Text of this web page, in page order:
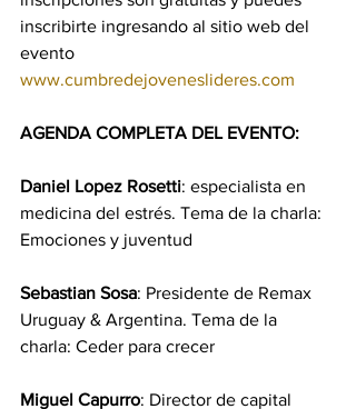
inscribirte ingresando al sitio web del
evento
www.cumbredejoveneslideres.com
AGENDA COMPLETA DEL EVENTO:
Daniel Lopez Rosetti: especialista en
medicina del estrés. Tema de la charla:
Emociones y juventud
Sebastian Sosa: Presidente de Remax
Uruguay & Argentina. Tema de la
charla: Ceder para crecer
Miguel Capurro: Director de capital